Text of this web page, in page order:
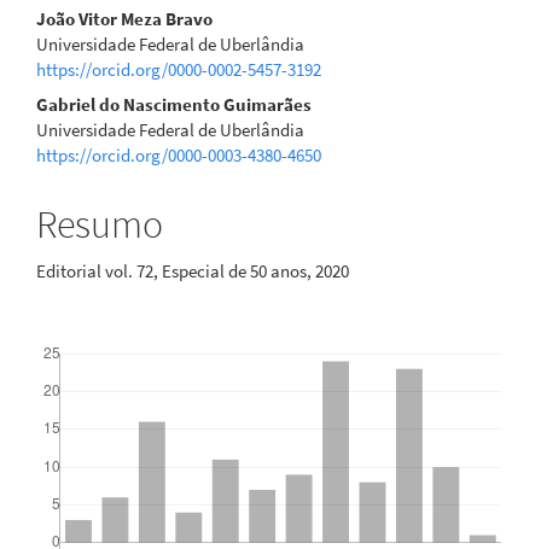
Conteúdo
do
artigo
principal
João Vitor Meza Bravo
Universidade Federal de Uberlândia
https://orcid.org/0000-0002-5457-3192
Gabriel do Nascimento Guimarães
Universidade Federal de Uberlândia
https://orcid.org/0000-0003-4380-4650
Resumo
Editorial vol. 72, Especial de 50 anos, 2020